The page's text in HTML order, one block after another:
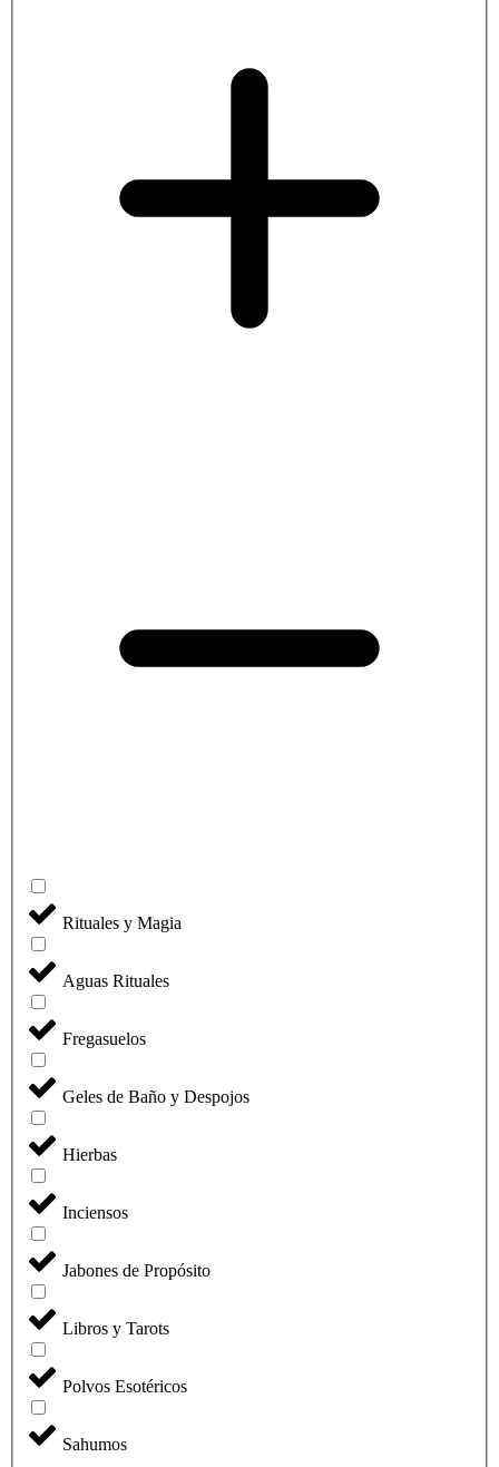
Rituales y Magia
Aguas Rituales
Fregasuelos
Geles de Baño y Despojos
Hierbas
Inciensos
Jabones de Propósito
Libros y Tarots
Polvos Esotéricos
Sahumos